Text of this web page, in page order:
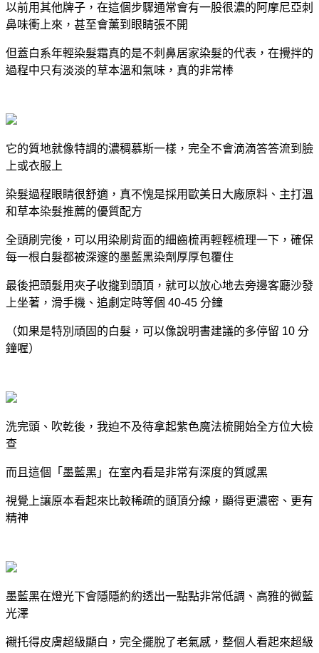
以前用其他牌子，在這個步驟通常會有一股很濃的阿摩尼亞刺
鼻味衝上來，甚至會薰到眼睛張不開
但蓋白系年輕染髮霜真的是不刺鼻居家染髮的代表，在攪拌的
過程中只有淡淡的草本溫和氣味，真的非常棒
它的質地就像特調的濃稠慕斯一樣， 完全不會滴滴答答流到臉
上或衣服上
染髮過程眼睛很舒適，真不愧是採用歐美日大廠原料、主打溫
和草本染髮推薦的優質配方
全頭刷完後，可以用染刷背面的細齒梳再輕輕梳理一下，確保
每一根白髮都被深邃的墨藍黑染劑厚厚包覆住
最後把頭髮用夾子收攏到頭頂，就可以放心地去旁邊客廳沙發
上坐著，滑手機、追劇定時等個 40-45 分鐘
（如果是特別頑固的白髮，可以像說明書建議的多停留 10 分
鐘喔）
洗完頭、吹乾後，我迫不及待拿起紫色魔法梳開始全方位大檢
查
而且這個「墨藍黑」在室內看是非常有深度的質感黑
視覺上讓原本看起來比較稀疏的頭頂分線，顯得更濃密、更有
精神
墨藍黑在燈光下會隱隱約約透出一點點非常低調、高雅的微藍
光澤
襯托得皮膚超級顯白，完全擺脫了老氣感，整個人看起來超級